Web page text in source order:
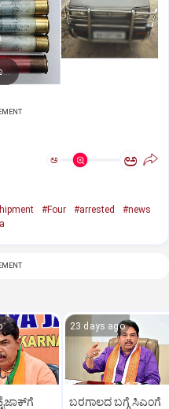
ವಶಪಡಿಸಿಕೊಂಡ ನಾಡು ಬಂದೂಕು, 18 ಕಾರ್ಟ್ರಿಜ್‌ ಗುಂಡುಗಳು, ಓಮ್ನಿ
ಅ ಅ
#Four #arrested
#news
23 days ago
ಬರಗಾಲದ ಬಗ್ಗೆ ಸಿಎಂಗೆ